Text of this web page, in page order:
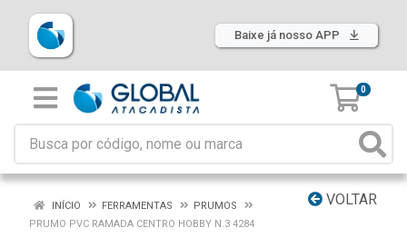
Baixe já nosso APP
0
VOLTAR
INÍCIO FERRAMENTAS
PRUMOS
PRUMO PVC RAMADA CENTRO HOBBY N.3 4284